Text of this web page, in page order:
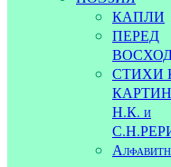
КАПЛИ
ПЕРЕД
СТИХИ
Н.К. и